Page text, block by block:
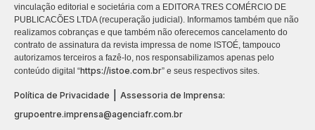
vinculação editorial e societária com a EDITORA TRES COMÉRCIO DE
PUBLICACÕES LTDA (recuperação judicial). Informamos também que não
realizamos cobranças e que também não oferecemos cancelamento do
contrato de assinatura da revista impressa de nome ISTOÉ, tampouco
autorizamos terceiros a fazê-lo, nos responsabilizamos apenas pelo
conteúdo digital “https://istoe.com.br” e seus respectivos sites.
Política de Privacidade
Assessoria de Imprensa:
grupoentre.imprensa@agenciafr.com.br